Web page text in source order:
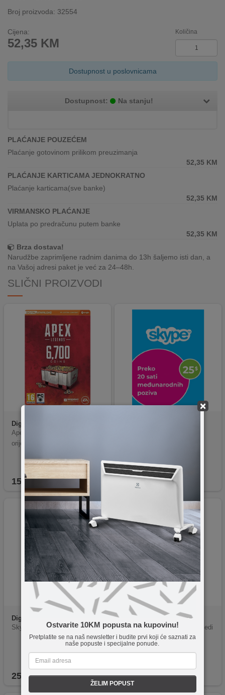
MOJ
NOVO
U
NA
RATE
REKLAMACIJA
I
SERVIS
KUPOVINA
INOSTRANSTVA
OZNAKE
ENERGETSKE
UČINKOVITOSTI
DIGITALIS
×
Ostvarite 10KM popusta na kupovinu!
Pretplatite se na naš newsletter i budite prvi koji će saznati za
naše popuste i specijalne ponude.
ŽELIM POPUST
Broj proizvoda: 32554
Cijena:
52,35 KM
Količina
Dostupnost u poslovnicama
Dostupnost: Na stanju!
PLAĆANJE POUZEĆEM
Plaćanje gotovinom prilikom preuzimanja
52,35 KM
PLAĆANJE KARTICAMA JEDNOKRATNO
Plaćanje karticama(sve banke)
52,35 KM
VIRMANSKO PLAĆANJE
Uplata po predračunu putem banke
52,35 KM
Brza dostava!
Narudžbe zaprimljene radnim danima do 13h šaljemo isti dan, a
na Vašoj adresi paket je već za 24–48h.
SLIČNI PROIZVODI
Digitalis
Apex Legends 6700 kovanica p
orijekla iz EU
154,25KM 70,80KM
Digitalis
Skype krediti 10$
25,45KM
4251604154613
XBOX poklon kartica 5$ - Sjedi
njene Američke Države
13,95KM